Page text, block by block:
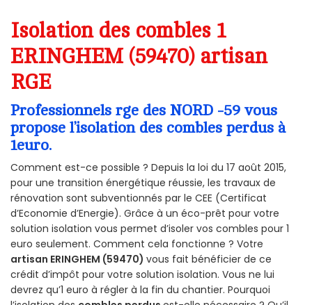
Isolation des combles 1
ERINGHEM (59470) artisan
RGE
Professionnels rge des NORD -59 vous
propose l’isolation des combles perdus à
1euro.
Comment est-ce possible ? Depuis la loi du 17 août 2015,
pour une transition énergétique réussie, les travaux de
rénovation sont subventionnés par le CEE (Certificat
d’Economie d’Energie). Grâce à un éco-prêt pour votre
solution isolation vous permet d’isoler vos combles pour 1
euro seulement. Comment cela fonctionne ? Votre
artisan ERINGHEM (59470) vous fait bénéficier de ce
crédit d’impôt pour votre solution isolation. Vous ne lui
devrez qu’1 euro à régler à la fin du chantier. Pourquoi